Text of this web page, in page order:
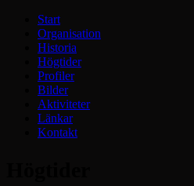
Start
Organisation
Historia
Högtider
Profiler
Bilder
Aktiviteter
Länkar
Kontakt